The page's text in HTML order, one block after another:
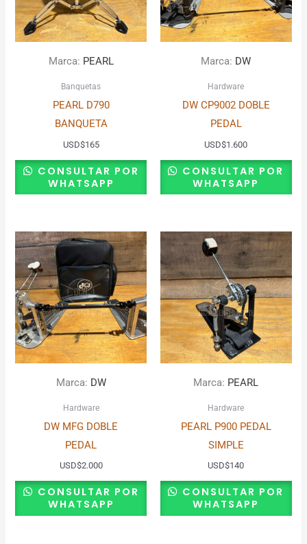
Marca: PEARL
Banquetas
PEARL D790
BANQUETA
USD$165
CONSULTAR POR
WHATSAPP
Marca: DW
Hardware
DW CP9002 DOBLE
PEDAL
USD$1.600
CONSULTAR POR
WHATSAPP
Marca: DW
Hardware
DW MFG DOBLE
PEDAL
USD$2.000
CONSULTAR POR
WHATSAPP
Marca: PEARL
Hardware
PEARL P900 PEDAL
SIMPLE
USD$140
CONSULTAR POR
WHATSAPP